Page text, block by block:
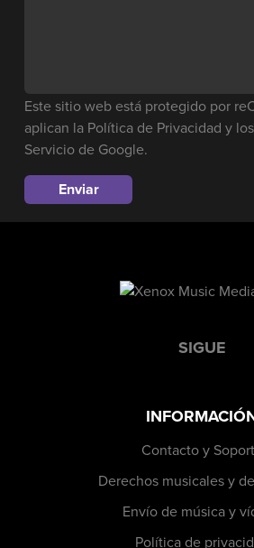
Este sitio web está protegido por
aplican la Política de Privacidad y los
Servicio de Google.
SIGUE
Contacto y
Derechos musicales y
Envío de música y
Política de